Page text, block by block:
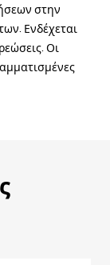
στην
Ενδέχεται
Οι